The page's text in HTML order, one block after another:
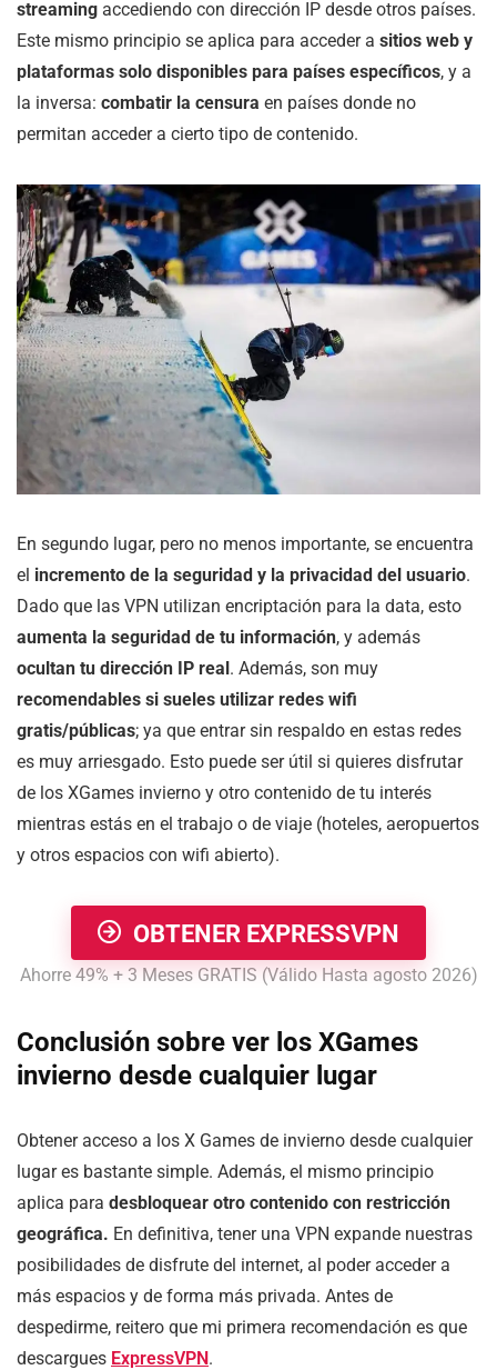
streaming accediendo con dirección IP desde otros países.
Este mismo principio se aplica para acceder a sitios web y
plataformas solo disponibles para países específicos, y a
la inversa: combatir la censura en países donde no
permitan acceder a cierto tipo de contenido.
En segundo lugar, pero no menos importante, se encuentra
el incremento de la seguridad y la privacidad del usuario.
Dado que las VPN utilizan encriptación para la data, esto
aumenta la seguridad de tu información, y además
ocultan tu dirección IP real. Además, son muy
recomendables si sueles utilizar redes wifi
gratis/públicas; ya que entrar sin respaldo en estas redes
es muy arriesgado. Esto puede ser útil si quieres disfrutar
de los XGames invierno y otro contenido de tu interés
mientras estás en el trabajo o de viaje (hoteles, aeropuertos
y otros espacios con wifi abierto).
OBTENER EXPRESSVPN
Ahorre 49% + 3 Meses GRATIS (Válido Hasta agosto 2026)
Conclusión sobre ver los XGames
invierno desde cualquier lugar
Obtener acceso a los X Games de invierno desde cualquier
lugar es bastante simple. Además, el mismo principio
aplica para desbloquear otro contenido con restricción
geográfica. En definitiva, tener una VPN expande nuestras
posibilidades de disfrute del internet, al poder acceder a
más espacios y de forma más privada. Antes de
despedirme, reitero que mi primera recomendación es que
descargues ExpressVPN.